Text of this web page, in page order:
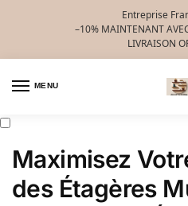
Entreprise
–10% MAINTENANT
LIVRAISON
MENU
Maximisez
des Étagères